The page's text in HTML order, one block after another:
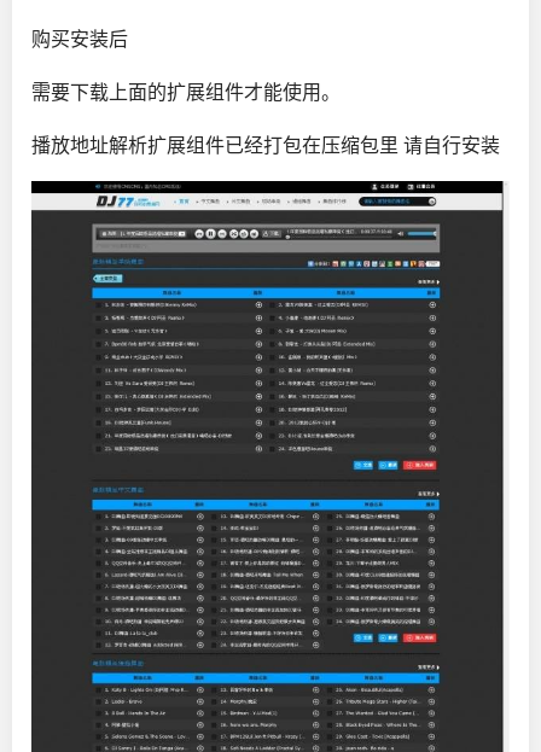
购买安装后
需要下载上面的扩展组件才能使用。
播放地址解析扩展组件已经打包在压缩包里 请自行安装